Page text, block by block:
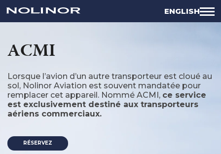
ENGLISH
ACMI
Lorsque l’avion d’un autre transporteur est cloué au
sol, Nolinor Aviation est souvent mandatée pour
remplacer cet appareil. Nommé ACMI, ce service
est exclusivement destiné aux transporteurs
aériens commerciaux.
RÉSERVEZ